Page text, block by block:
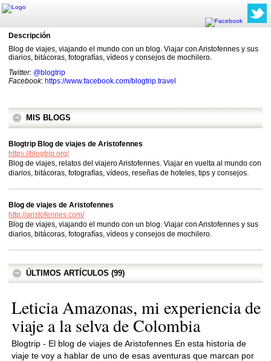
Descripción
Blog de viajes, viajando el mundo con un blog. Viajar con Aristofennes y sus
diarios, bitácoras, fotografías, vídeos y consejos de mochilero.
Twitter: @blogtrip
Facebook: https://www.facebook.com/blogtrip.travel
MIS BLOGS
Blogtrip Blog de viajes de Aristofennes
https://blogtrip.org/
Blog de viajes, relatos del viajero Aristofennes. Viajar en vuelta al mundo con
diarios, bitácoras, fotografías, vídeos, reseñas de hoteles, tips y consejos.
Blog de viajes de Aristofennes
http://aristofennes.com/
Blog de viajes, viajando el mundo con un blog. Viajar con Aristofennes y sus
diarios, bitácoras, fotografías, vídeos y consejos de mochilero.
ÚLTIMOS ARTÍCULOS (99)
Leticia Amazonas, mi experiencia de
viaje a la selva de Colombia
Blogtrip - El blog de viajes de Aristofennes En esta historia de
viaje te voy a hablar de uno de esas aventuras que marcan por